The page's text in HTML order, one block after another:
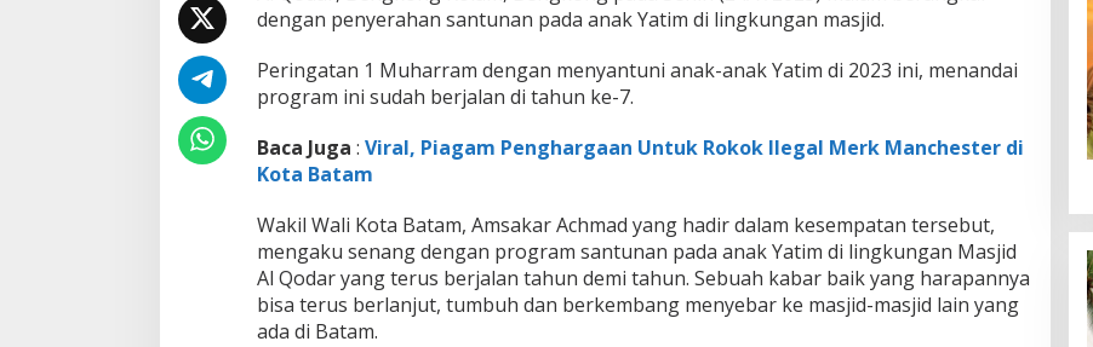
a
K
e
B
e
g
k
o
n
g
K
dengan penyerahan santunan pada anak Yatim di lingkungan masjid.
Peringatan 1 Muharram dengan menyantuni anak-anak Yatim di 2023 ini, menandai
program ini sudah berjalan di tahun ke-7.
Baca Juga : Viral, Piagam Penghargaan Untuk Rokok Ilegal Merk Manchester di
Kota Batam
Wakil Wali Kota Batam, Amsakar Achmad yang hadir dalam kesempatan tersebut,
mengaku senang dengan program santunan pada anak Yatim di lingkungan Masjid
Al Qodar yang terus berjalan tahun demi tahun. Sebuah kabar baik yang harapannya
bisa terus berlanjut, tumbuh dan berkembang menyebar ke masjid-masjid lain yang
ada di Batam.